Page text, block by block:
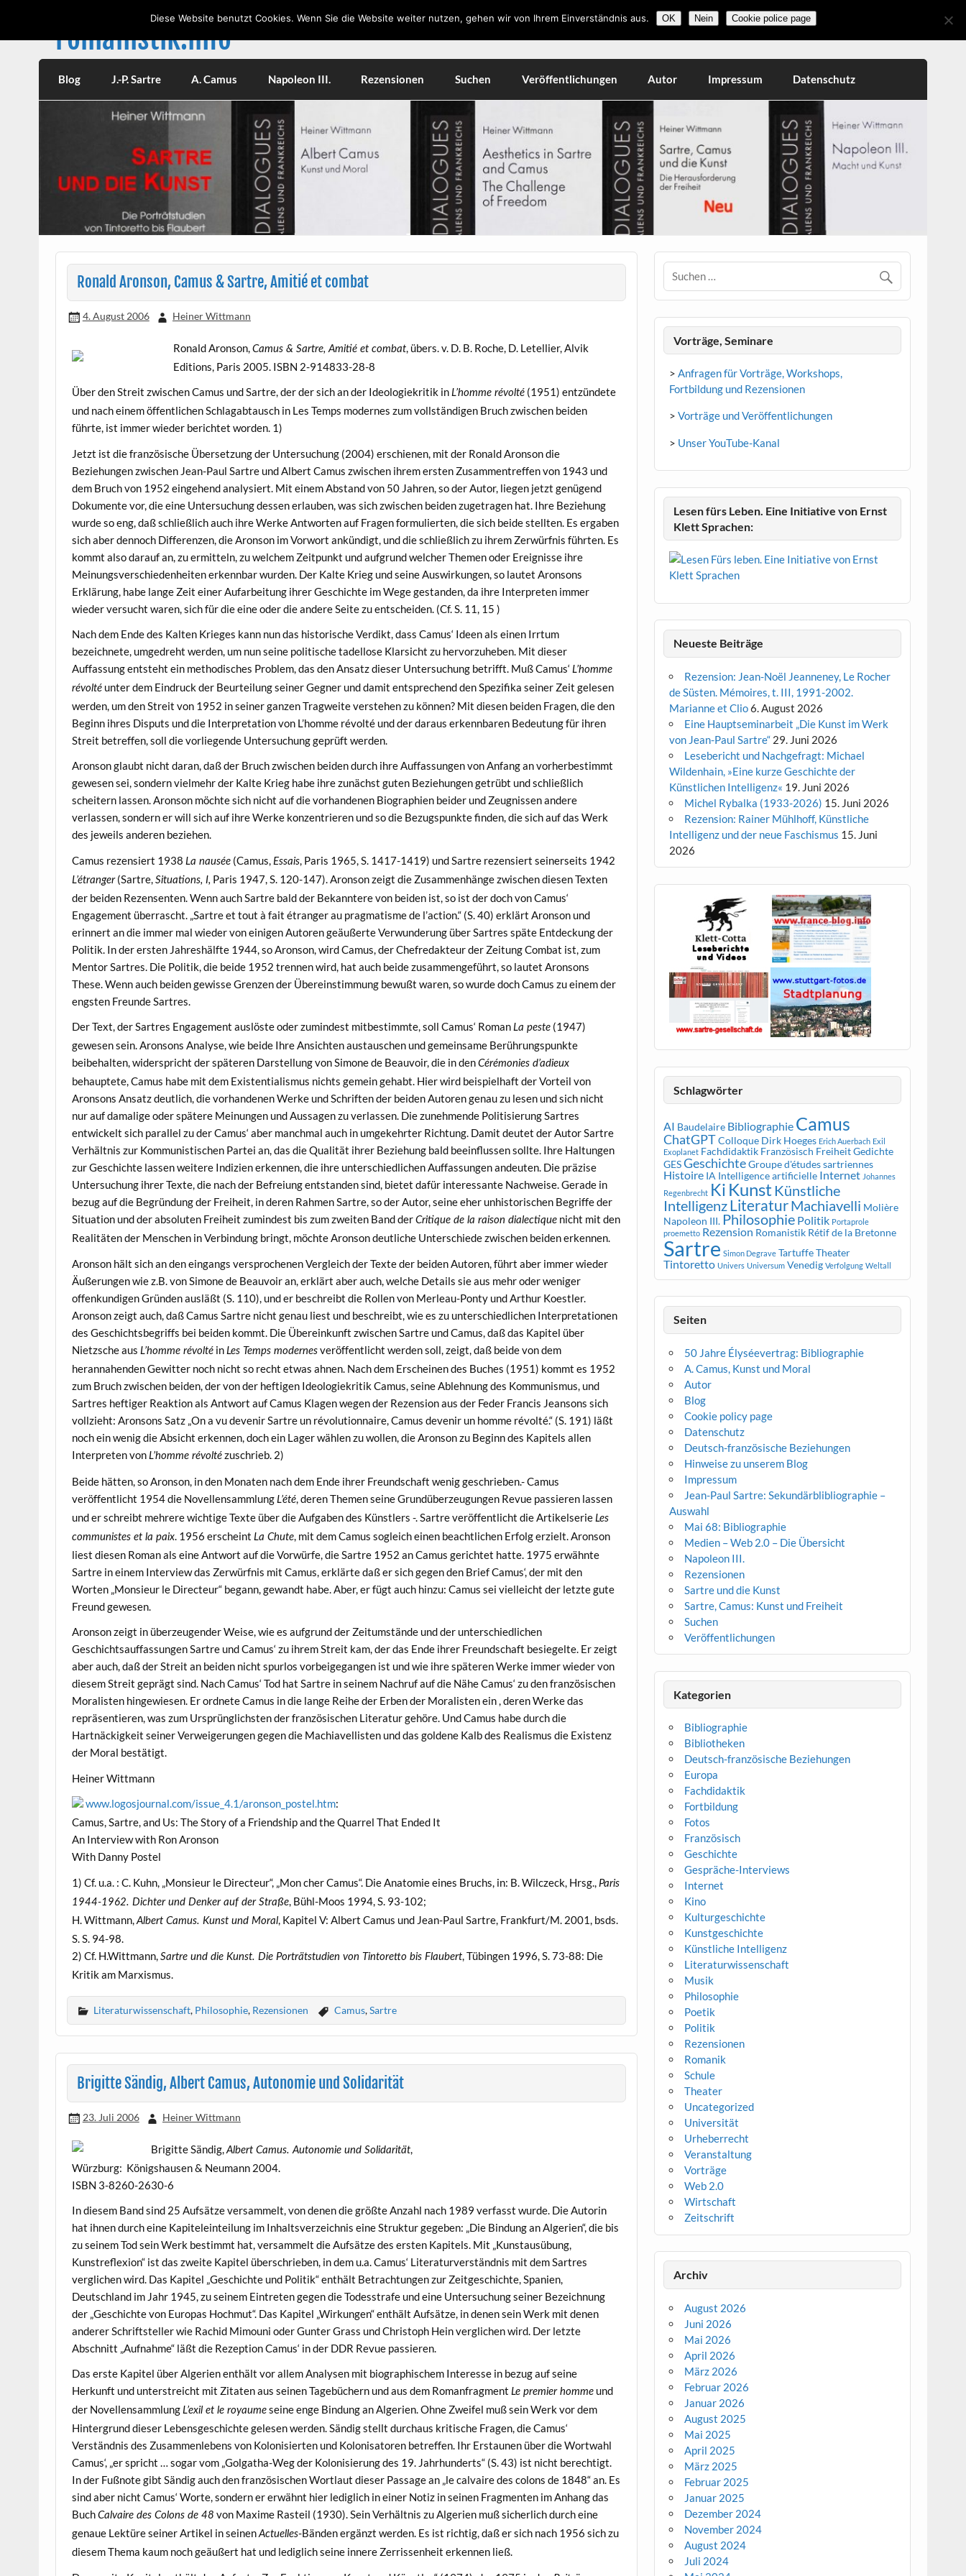
romanistik.info
Blog J.-P. Sartre A. Camus Napoleon III. Rezensionen Suchen Veröffentlichungen Autor Impressum Datenschutz
Ronald Aronson, Camus & Sartre, Amitié et combat
4. August 2006 Heiner Wittmann
Ronald Aronson, Camus & Sartre, Amitié et combat, übers. v. D. B. Roche, D. Letellier, Alvik
Editions, Paris 2005. ISBN 2-914833-28-8
Über den Streit zwischen Camus und Sartre, der der sich an der Ideologiekritik in L’homme révolté (1951) entzündete
und nach einem öffentlichen Schlagabtausch in Les Temps modernes zum vollständigen Bruch zwischen beiden
führte, ist immer wieder berichtet worden. 1)
Jetzt ist die französische Übersetzung der Untersuchung (2004) erschienen, mit der Ronald Aronson die
Beziehungen zwischen Jean-Paul Sartre und Albert Camus zwischen ihrem ersten Zusammentreffen von 1943 und
dem Bruch von 1952 eingehend analysiert. Mit einem Abstand von 50 Jahren, so der Autor, liegen jetzt genügend
Dokumente vor, die eine Untersuchung dessen erlauben, was sich zwischen beiden zugetragen hat. Ihre Beziehung
wurde so eng, daß schließlich auch ihre Werke Antworten auf Fragen formulierten, die sich beide stellten. Es ergaben
sich aber dennoch Differenzen, die Aronson im Vorwort ankündigt, und die schließlich zu ihrem Zerwürfnis führten. Es
kommt also darauf an, zu ermitteln, zu welchem Zeitpunkt und aufgrund welcher Themen oder Ereignisse ihre
Meinungsverschiedenheiten erkennbar wurden. Der Kalte Krieg und seine Auswirkungen, so lautet Aronsons
Erklärung, habe lange Zeit einer Aufarbeitung ihrer Geschichte im Wege gestanden, da ihre Interpreten immer
wieder versucht waren, sich für die eine oder die andere Seite zu entscheiden. (Cf. S. 11, 15 )
Nach dem Ende des Kalten Krieges kann nun das historische Verdikt, dass Camus‘ Ideen als einen Irrtum
bezeichnete, umgedreht werden, um nun seine politische tadellose Klarsicht zu hervorzuheben. Mit dieser
Auffassung entsteht ein methodisches Problem, das den Ansatz dieser Untersuchung betrifft. Muß Camus‘ L’homme
révolté unter dem Eindruck der Beurteilung seiner Gegner und damit entsprechend den Spezifika seiner Zeit gelesen
werden, um den Streit von 1952 in seiner ganzen Tragweite verstehen zu können? Mit diesen beiden Fragen, die den
Beginn ihres Disputs und die Interpretation von L’homme révolté und der daraus erkennbaren Bedeutung für ihren
Streit betreffen, soll die vorliegende Untersuchung geprüft werden.
Aronson glaubt nicht daran, daß der Bruch zwischen beiden durch ihre Auffassungen von Anfang an vorherbestimmt
gewesen sei, sondern vielmehr der Kalte Krieg habe ihre zunächst guten Beziehungen getrübt und schließlich
scheitern lassen. Aronson möchte sich nicht auf die vorhandenen Biographien beider und Zeugnissen andere
verlassen, sondern er will sich auf ihre Werke konzentrieren und so die Bezugspunkte finden, die sich auf das Werk
des jeweils anderen beziehen.
Camus rezensiert 1938 La nausée (Camus, Essais, Paris 1965, S. 1417-1419) und Sartre rezensiert seinerseits 1942
L’étranger(Sartre,Situations, I, Paris 1947, S. 120-147). Aronson zeigt die Zusammenhänge zwischen diesen Texten
der beiden Rezensenten. Wenn auch Sartre bald der Bekanntere von beiden ist, so ist der doch von Camus‘
Engagement überrascht. „Sartre et tout à fait étranger au pragmatisme de l’action.“ (S. 40) erklärt Aronson und
erinnert an die immer mal wieder von einigen Autoren geäußerte Verwunderung über Sartres späte Entdeckung der
Politik. In der ersten Jahreshälfte 1944, so Aronson, wird Camus, der Chefredakteur der Zeitung Combat ist, zum
Mentor Sartres. Die Politik, die beide 1952 trennen wird, hat auch beide zusammengeführt, so lautet Aronsons
These. Wenn auch beiden gewisse Grenzen der Übereinstimmung bewußt waren, so wurde doch Camus zu einem der
engsten Freunde Sartres.
Der Text, der Sartres Engagement auslöste oder zumindest mitbestimmte, soll Camus‘ Roman La peste (1947)
gewesen sein. Aronsons Analyse, wie beide Ihre Ansichten austauschen und gemeinsame Berührungspunkte
beibehalten, widerspricht der späteren Darstellung von Simone de Beauvoir, die in denCérémonies d’adieux
behauptete, Camus habe mit dem Existentialismus nichts gemein gehabt. Hier wird beispielhaft der Vorteil von
Aronsons Ansatz deutlich, die vorhandenen Werke und Schriften der beiden Autoren genau zu lesen und sich nicht
nur auf damalige oder spätere Meinungen und Aussagen zu verlassen. Die zunehmende Politisierung Sartres
entwickelt sich parallel zu der Camus‘ aber manchmal auch in umgekehrter Richtung. Damit deutet der Autor Sartre
Verhältnis zur Kommunistischen Partei an, das die Qualität ihrer Beziehung bald beeinflussen sollte. Ihre Haltungen
zur Geschichte lassen weitere Indizien erkennen, die ihre unterschiedlichen Auffassungen andeuten. Die präzise
Untersuchung ihrer Texte, die nach der Befreiung entstanden sind, bietet dafür interessante Nachweise. Gerade in
bezug auf die Begründung der Freiheit, in deren Rahmen Sartre, so der Autor, seine eher unhistorischen Begriffe der
Situation und der absoluten Freiheit zumindest bis zum zweiten Band derCritique de la raison dialectique nicht mit den
Realitäten der Menschen in Verbindung bringt, möchte Aronson deutliche Unterschiede zwischen beiden erkennen.
Aronson hält sich an den eingangs versprochenen Vergleich der Texte der beiden Autoren, führt aber immer wieder
Äußerungen wie z.B. von Simone de Beauvoir an, erklärt aber auch, welche Details sie aus mehr oder weniger
offenkundigen Gründen ausläßt (S. 110), und er beschreibt die Rollen von Merleau-Ponty und Arthur Koestler.
Aronson zeigt auch, daß Camus Sartre nicht genau liest und beschreibt, wie es zu unterschiedlichen Interpretationen
des Geschichtsbegriffs bei beiden kommt. Die Übereinkunft zwischen Sartre und Camus, daß das Kapitel über
Nietzsche aus L’homme révolté in Les Temps modernes veröffentlicht werden soll, zeigt, daß beide von dem
herannahenden Gewitter noch nicht so recht etwas ahnen. Nach dem Erscheinen des Buches (1951) kommt es 1952
zum Bruch zwischen beiden, der von der heftigen Ideologiekritik Camus, seine Ablehnung des Kommunismus, und
Sartres heftiger Reaktion als Antwort auf Camus Klagen wegen der Rezension aus der Feder Francis Jeansons sich
vollzieht: Aronsons Satz „On a vu devenir Sartre un révolutionnaire, Camus devenir un homme révolté.“ (S. 191) läßt
noch ein wenig die Absicht erkennen, doch ein Lager wählen zu wollen, die Aronson zu Beginn des Kapitels allen
Interpreten von L’homme révolté zuschrieb. 2)
Beide hätten, so Aronson, in den Monaten nach dem Ende ihrer Freundschaft wenig geschrieben.- Camus
veröffentlicht 1954 die Novellensammlung L’été, deren Themen seine Grundüberzeugungen Revue passieren lassen
und er schreibt mehrere wichtige Texte über die Aufgaben des Künstlers -. Sartre veröffentlicht die Artikelserie Les
communistes et la paix. 1956 erscheint La Chute, mit dem Camus sogleich einen beachtlichen Erfolg erzielt. Aronson
liest diesen Roman als eine Antwort auf die Vorwürfe, die Sartre 1952 an Camus gerichtet hatte. 1975 erwähnte
Sartre in einem Interview das Zerwürfnis mit Camus, erklärte daß er sich gegen den Brief Camus‘, der mit den
Worten „Monsieur le Directeur“ begann, gewandt habe. Aber, er fügt auch hinzu: Camus sei vielleicht der letzte gute
Freund gewesen.
Aronson zeigt in überzeugender Weise, wie es aufgrund der Zeitumstände und der unterschiedlichen
Geschichtsauffassungen Sartre und Camus‘ zu ihrem Streit kam, der das Ende ihrer Freundschaft besiegelte. Er zeigt
aber auch, daß der Streit an beiden nicht spurlos vorbeigegangen ist und wie ihre späteren Werke immer wieder von
diesem Streit geprägt sind. Nach Camus‘ Tod hat Sartre in seinem Nachruf auf die Nähe Camus‘ zu den französischen
Moralisten hingewiesen. Er ordnete Camus in die lange Reihe der Erben der Moralisten ein , deren Werke das
repräsentieren, was zum Ursprünglichsten der französischen Literatur gehöre. Und Camus habe durch die
Hartnäckigkeit seiner Verweigerungen gegen die Machiavellisten und das goldene Kalb des Realismus die Existenz
der Moral bestätigt.
Heiner Wittmann
www.logosjournal.com/issue_4.1/aronson_postel.htm:
Camus, Sartre, and Us: The Story of a Friendship and the Quarrel That Ended It
An Interview with Ron Aronson
With Danny Postel
1) Cf. u.a. : C. Kuhn, „Monsieur le Directeur“, „Mon cher Camus“. Die Anatomie eines Bruchs, in: B. Wilczeck, Hrsg.,
Paris
1944-1962. Dichter und Denker auf der Straße , Bühl-Moos 1994, S. 93-102;
H. Wittmann,Albert Camus. Kunst und Moral , Kapitel V: Albert Camus und Jean-Paul Sartre, Frankfurt/M. 2001, bsds.
S. S. 94-98.
2) Cf. H.Wittmann, Sartre und die Kunst. Die Porträtstudien von Tintoretto bis Flaubert , Tübingen 1996, S. 73-88: Die
Kritik am Marxismus.
Literaturwissenschaft, Philosophie, Rezensionen Camus,Sartre
Brigitte Sändig, Albert Camus, Autonomie und Solidarität
23. Juli 2006 Heiner Wittmann
Brigitte Sändig,Albert Camus. Autonomie und Solidarität,
Würzburg: Königshausen & Neumann 2004.
ISBN 3-8260-2630-6
In diesem Band sind 25 Aufsätze versammelt, von denen die größte Anzahl nach 1989 verfasst wurde. Die Autorin
hat ihnen durch eine Kapiteleinteilung im Inhaltsverzeichnis eine Struktur gegeben: „Die Bindung an Algerien“, die bis
zu seinem Tod sein Werk bestimmt hat, versammelt die Aufsätze des ersten Kapitels. Mit „Kunstausübung,
Kunstreflexion“ ist das zweite Kapitel überschrieben, in dem u.a. Camus‘ Literaturverständnis mit dem Sartres
verglichen wird. Das Kapitel „Geschichte und Politik“ enthält Betrachtungen zur Zeitgeschichte, Spanien,
Deutschland im Jahr 1945, zu seinem Eintreten gegen die Todesstrafe und eine Untersuchung seiner Bezeichnung
der „Geschichte von Europas Hochmut“. Das Kapitel „Wirkungen“ enthält Aufsätze, in denen sein Werk mit denen
anderer Schriftsteller wie Rachid Mimouni oder Gunter Grass und Christoph Hein verglichen wird. Der letzte
Abschnitt „Aufnahme“ läßt die Rezeption Camus‘ in der DDR Revue passieren.
Das erste Kapitel über Algerien enthält vor allem Analysen mit biographischem Interesse in bezug auf seine
Herkunft und unterstreicht mit Zitaten aus seinen Tagebüchern und aus dem Romanfragment Le premier homme und
der Novellensammlung L’exil et le royaume seine enge Bindung an Algerien. Ohne Zweifel muß sein Werk vor dem
Hintergrund dieser Lebensgeschichte gelesen werden. Sändig stellt durchaus kritische Fragen, die Camus‘
Verständnis des Zusammenlebens von Kolonisierten und Kolonisatoren betreffen. Ihr Erstaunen über die Wortwahl
Camus‘, „er spricht … sogar vom „Golgatha-Weg der Kolonisierung des 19. Jahrhunderts“ (S. 43) ist nicht berechtigt.
In der Fußnote gibt Sändig auch den französischen Wortlaut dieser Passage an „le calvaire des colons de 1848“ an. Es
sind aber nicht Camus‘ Worte, sondern er erwähnt hier lediglich in einer Notiz in seinen Fragmenten im Anhang das
BuchCalvaire des Colons de 48 von Maxime Rasteil (1930). Sein Verhältnis zu Algerien muß sicherlich durch eine
genaue Lektüre seiner Artikel in seinenActuelles-Bänden ergänzt werden. Es ist richtig, daß er sich nach 1956 sich zu
diesem Thema kaum noch geäußert hat und lediglich seine innere Zerrissenheit erkennen ließ.
Vorträge, Seminare
> Anfragen für Vorträge, Workshops,
Fortbildung und Rezensionen
> Vorträge und Veröffentlichungen
> Unser YouTube-Kanal
Lesen fürs Leben. Eine Initiative von Ernst
Klett Sprachen:
Neueste Beiträge
Rezension: Jean-Noël Jeanneney, Le Rocher
de Süsten. Mémoires, t. III, 1991-2002.
Marianne et Clio6. August 2026
Eine Hauptseminarbeit „Die Kunst im Werk
von Jean-Paul Sartre“ 29. Juni 2026
Lesebericht und Nachgefragt: Michael
Wildenhain, »Eine kurze Geschichte der
Künstlichen Intelligenz« 19. Juni 2026
Michel Rybalka (1933-2026) 15. Juni 2026
Rezension: Rainer Mühlhoff, Künstliche
Intelligenz und der neue Faschismus 15. Juni
2026
Schlagwörter
AI Baudelaire Bibliographie Camus
ChatGPTColloque Dirk Hoeges Erich Auerbach Exil
Exoplanet Fachdidaktik Französisch FreiheitGedichte
GESGeschichteGroupe d'études sartriennes
Histoire IA Intelligence artificielle Internet Johannes
Regenbrecht Ki Kunst Künstliche
IntelligenzLiteraturMachiavelli Molière
Napoleon III. Philosophie Politik Portaprole
proemetto Rezension Romanistik Rétif de la Bretonne
Sartre Simon Degrave TartuffeTheater
Tintoretto Univers Universum Venedig Verfolgung Weltall
Seiten
50 Jahre Élyséevertrag: Bibliographie
A. Camus, Kunst und Moral
Autor
Blog
Cookie policy page
Datenschutz
Deutsch-französische Beziehungen
Hinweise zu unserem Blog
Impressum
Jean-Paul Sartre: Sekundärblibliographie –
Auswahl
Mai 68: Bibliographie
Medien – Web 2.0 – Die Übersicht
Napoleon III.
Rezensionen
Sartre und die Kunst
Sartre, Camus: Kunst und Freiheit
Suchen
Veröffentlichungen
Kategorien
Bibliographie
Bibliotheken
Deutsch-französische Beziehungen
Europa
Fachdidaktik
Fortbildung
Fotos
Französisch
Geschichte
Gespräche-Interviews
Internet
Kino
Kulturgeschichte
Kunstgeschichte
Künstliche Intelligenz
Literaturwissenschaft
Musik
Philosophie
Poetik
Politik
Rezensionen
Romanik
Schule
Theater
Uncategorized
Universität
Urheberrecht
Veranstaltung
Vorträge
Web 2.0
Wirtschaft
Zeitschrift
Archiv
August 2026
Juni 2026
Mai 2026
April 2026
März 2026
Februar 2026
Januar 2026
August 2025
Mai 2025
April 2025
März 2025
Februar 2025
Januar 2025
Dezember 2024
November 2024
August 2024
Juli 2024
Diese Website benutzt Cookies. Wenn Sie die Website weiter nutzen, gehen wir von Ihrem Einverständnis aus. OK Nein Cookie police page